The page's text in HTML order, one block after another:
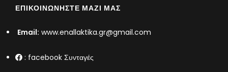
ΕΠΙΚΟΙΝΩΝΉΣΤΕ ΜΑΖΊ ΜΑΣ
Email: www.enallaktika.gr@gmail.com
: facebook Συνταγές